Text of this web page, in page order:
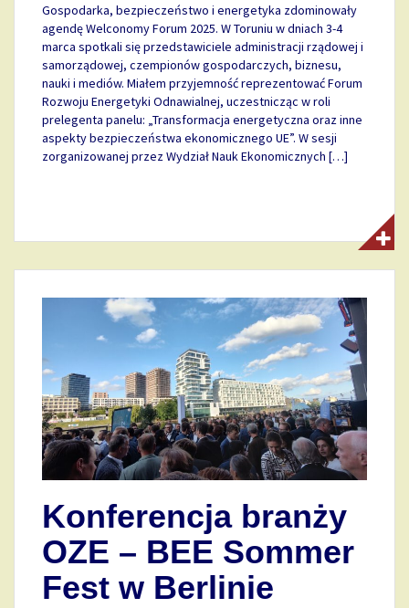
Gospodarka, bezpieczeństwo i energetyka zdominowały
agendę Welconomy Forum 2025. W Toruniu w dniach 3-4
marca spotkali się przedstawiciele administracji rządowej i
samorządowej, czempionów gospodarczych, biznesu,
nauki i mediów. Miałem przyjemność reprezentować Forum
Rozwoju Energetyki Odnawialnej, uczestnicząc w roli
prelegenta panelu: „Transformacja energetyczna oraz inne
aspekty bezpieczeństwa ekonomicznego UE”. W sesji
zorganizowanej przez Wydział Nauk Ekonomicznych […]
Konferencja branży
OZE – BEE Sommer
Fest w Berlinie